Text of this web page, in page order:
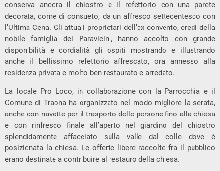
conserva ancora il chiostro e il refettorio con una parete
decorata, come di consueto, da un affresco settecentesco con
l’Ultima Cena. Gli attuali proprietari dell’ex convento, eredi della
nobile famiglia dei Paravicini, hanno accolto con grande
disponibilità e cordialità gli ospiti mostrando e illustrando
anche il bellissimo refettorio affrescato, ora annesso alla
residenza privata e molto ben restaurato e arredato.
La locale Pro Loco, in collaborazione con la Parrocchia e il
Comune di Traona ha organizzato nel modo migliore la serata,
anche con navette per il trasporto delle persone fino alla chiesa
e con rinfresco finale all’aperto nel giardino del chiostro
splendidamente affacciato sulla valle dal colle dove è
posizionata la chiesa. Le offerte libere raccolte fra il pubblico
erano destinate a contribuire al restauro della chiesa.